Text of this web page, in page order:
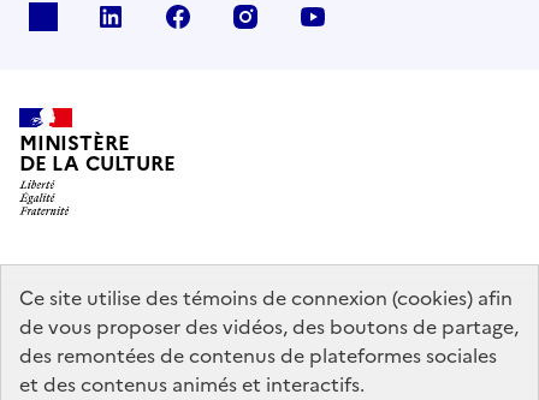
Ce site utilise des témoins de connexion (cookies) afin
de vous proposer des vidéos, des boutons de partage,
des remontées de contenus de plateformes sociales
et des contenus animés et interactifs.
linkedin facebook instagram
MINISTÈRE
DE LA CULTURE
data.gouv.fr legifrance.gouv.fr
info.gouv.fr
service-public.gouv.fr